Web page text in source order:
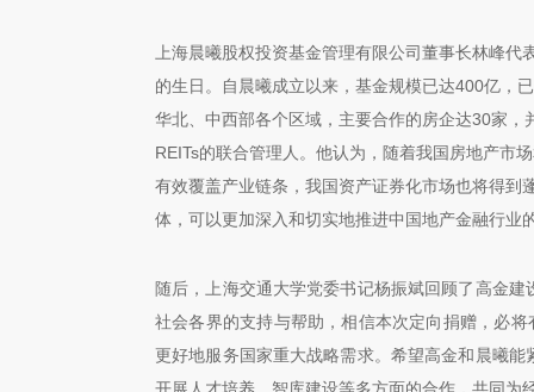
上海晨曦股权投资基金管理有限公司董事长林峰
的生日。自晨曦成立以来，基金规模已达400亿，
华北、中西部各个区域，主要合作的房企达30家
REITs的联合管理人。他认为，随着我国房地产市
有效覆盖产业链条，我国资产证券化市场也将得到
体，可以更加深入和切实地推进中国地产金融行业
随后，上海交通大学党委书记杨振斌回顾了高金
社会各界的支持与帮助，相信本次定向捐赠，必
更好地服务国家重大战略需求。希望高金和晨曦